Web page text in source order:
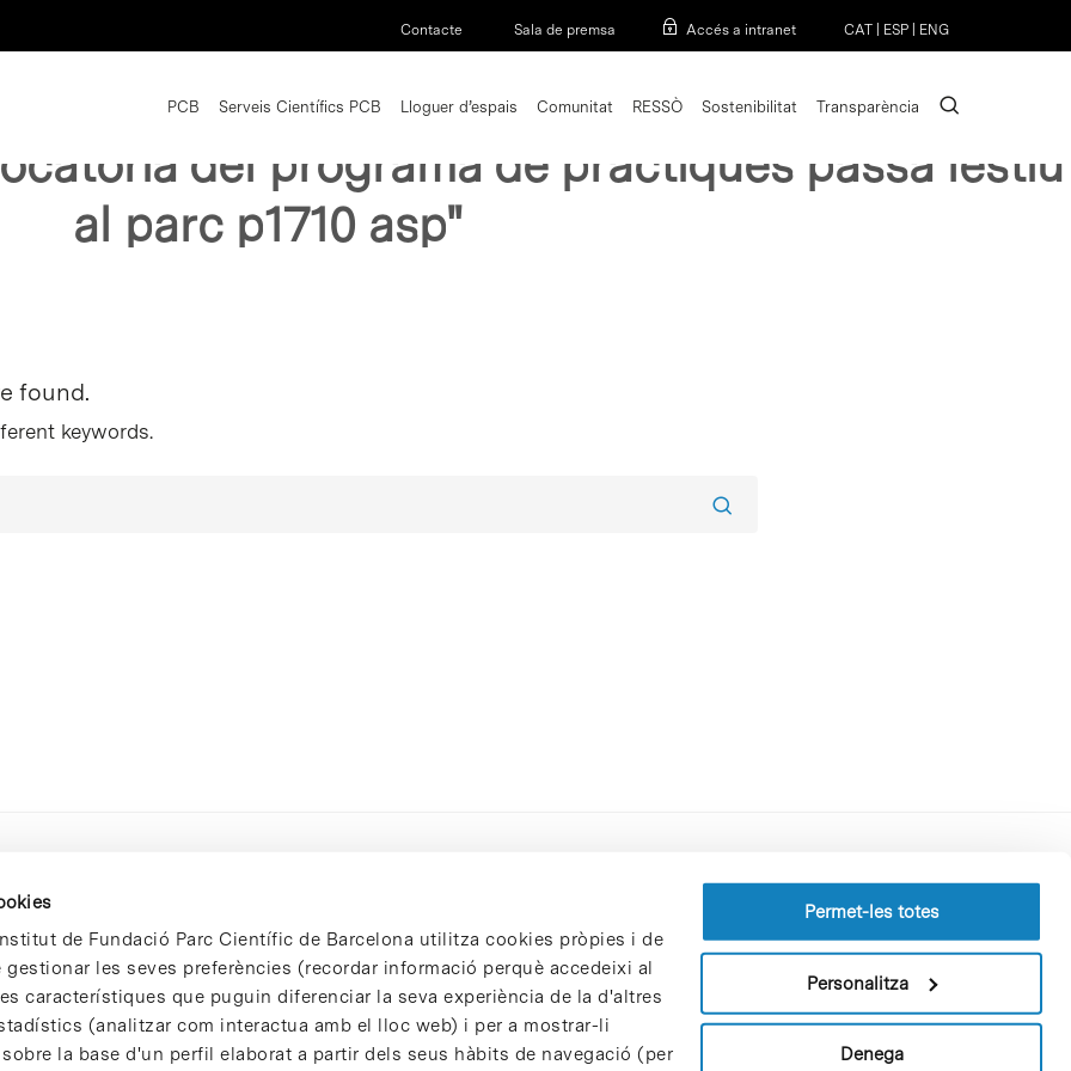
de Fundació Parc Científic de Barcelona utilitza cookies pròpies i de
les seves preferències (recordar informació perquè accedeixi al
característiques que puguin diferenciar la seva experiència de la d'altres
(analitzar com interactua amb el lloc web) i per a mostrar-li
la base d'un perfil elaborat a partir dels seus hàbits de navegació (per
Permet-les totes
Personalitza
Denega
Contacte Sala de premsa Accés a intranet CAT ESP ENG
PCB Serveis Científics PCB Lloguer d’espais Comunitat RESSÒ Sostenibilitat Transparència search
del programa de practiques passa lestiu
al parc p1710 asp"
found.
keywords.
Perfil del contractant
Política de privacitat
Política de cookies
Patrons i patrocinadors
Borsa de treball